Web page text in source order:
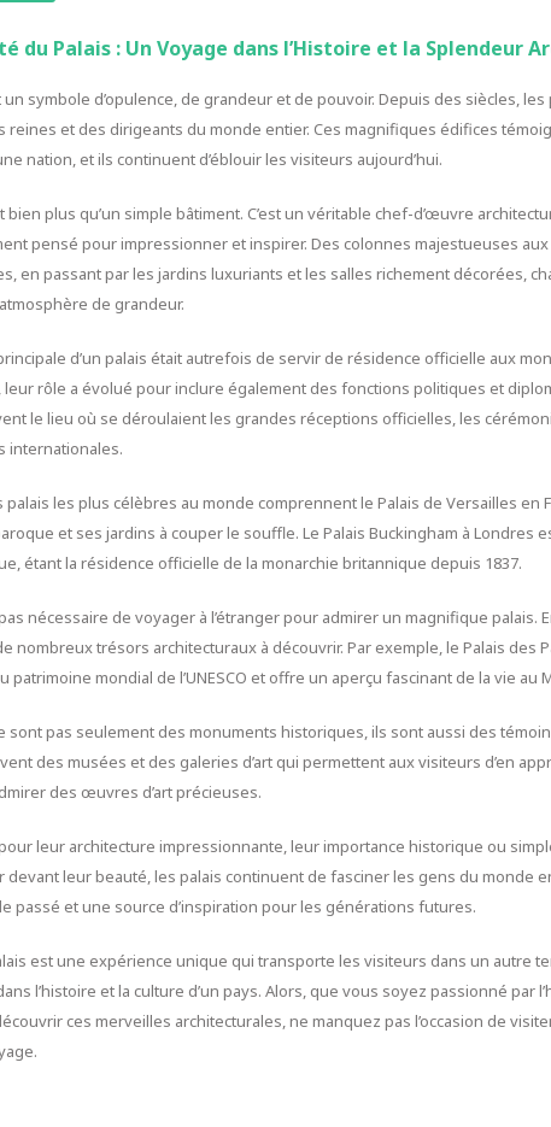
du Palais : Un Voyage dans l’Histoire et la Splendeur
un symbole d’opulence, de grandeur et de pouvoir. Depuis des siècles,
reines et des dirigeants du monde entier. Ces magnifiques édifices
nation, et ils continuent d’éblouir les visiteurs aujourd’hui.
bien plus qu’un simple bâtiment. C’est un véritable chef-d’œuvre
pensé pour impressionner et inspirer. Des colonnes majestueuses
en passant par les jardins luxuriants et les salles richement décorées,
de grandeur.
d’un palais était autrefois de servir de résidence officielle aux
leur rôle a évolué pour inclure également des fonctions politiques et
le lieu où se déroulaient les grandes réceptions officielles, les
internationales.
palais les plus célèbres au monde comprennent le Palais de Versailles en
et ses jardins à couper le souffle. Le Palais Buckingham à Londres
étant la résidence officielle de la monarchie britannique depuis 1837.
nécessaire de voyager à l’étranger pour admirer un magnifique palais.
nombreux trésors architecturaux à découvrir. Par exemple, le Palais des
patrimoine mondial de l’UNESCO et offre un aperçu fascinant de la vie au
sont pas seulement des monuments historiques, ils sont aussi des
des musées et des galeries d’art qui permettent aux visiteurs d’en
des œuvres d’art précieuses.
leur architecture impressionnante, leur importance historique ou
devant leur beauté, les palais continuent de fasciner les gens du monde
passé et une source d’inspiration pour les générations futures.
est une expérience unique qui transporte les visiteurs dans un autre
l’histoire et la culture d’un pays. Alors, que vous soyez passionné par
ces merveilles architecturales, ne manquez pas l’occasion de